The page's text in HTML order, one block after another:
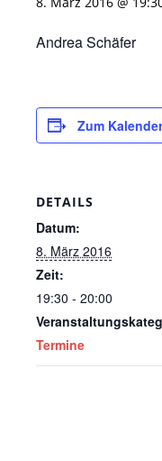
Andrea Schäfer
Zum
DETAILS
Datum:
8. März 2016
Zeit:
19:30 - 20:00
Termine